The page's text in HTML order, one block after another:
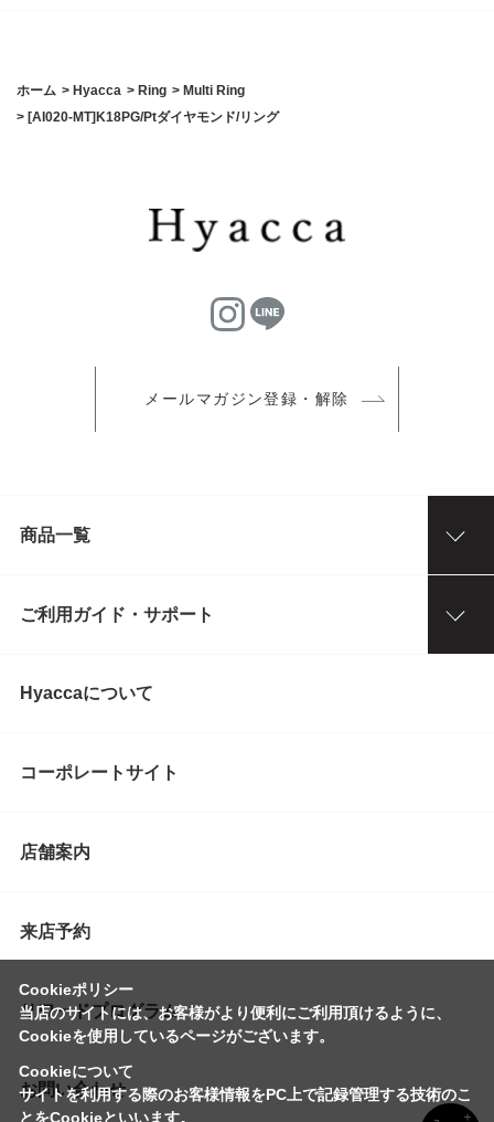
ホーム > Hyacca > Ring > Multi Ring
> [AI020-MT]K18PG/Ptダイヤモンド/リング
メールマガジン登録・解除
商品一覧
ご利用ガイド・サポート
Hyaccaについて
コーポレートサイト
店舗案内
来店予約
リワードプログラム
お問い合わせ
Cookieポリシー
当店のサイトには、お客様がより便利にご利用頂けるように、
Cookieを使用しているページがございます。
Cookieについて
サイトを利用する際のお客様情報をPC上で記録管理する技術のこ
とをCookieといいます。